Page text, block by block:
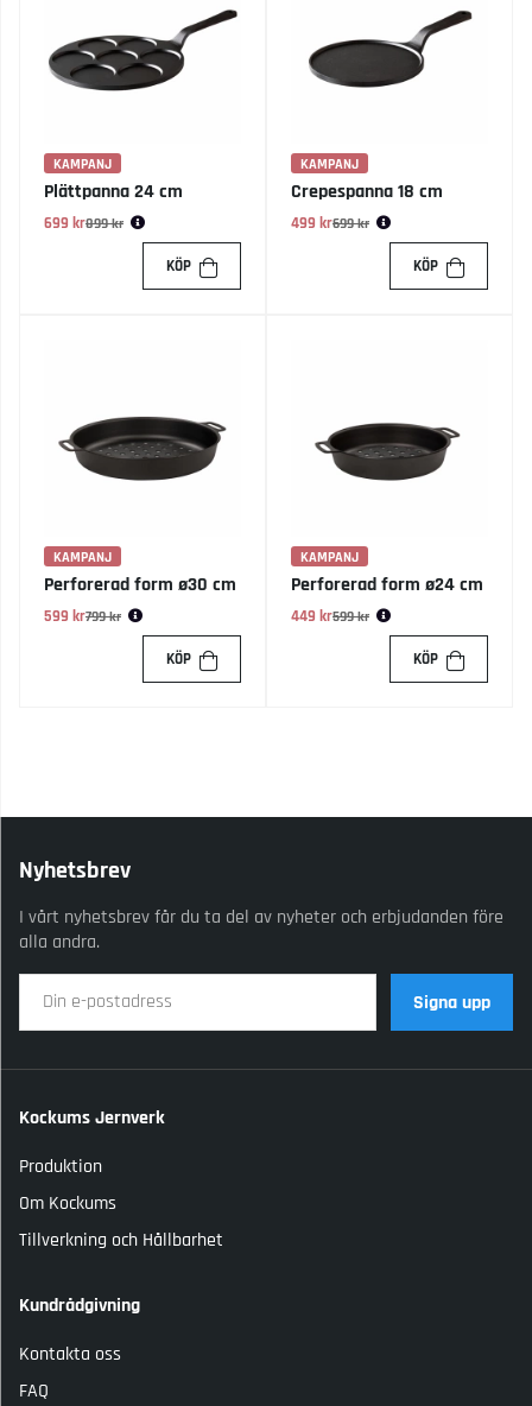
KAMPANJ
Plättpanna 24 cm
699 kr
Ordinarie pris:
899 kr
KÖP
KAMPANJ
Crepespanna 18 cm
499 kr
Ordinarie pris:
699 kr
KÖP
KAMPANJ
Perforerad form ø30 cm
599 kr
Ordinarie pris:
799 kr
KÖP
KAMPANJ
Perforerad form ø24 cm
449 kr
Ordinarie pris:
599 kr
KÖP
Nyhetsbrev
I vårt nyhetsbrev får du ta del av nyheter och erbjudanden före
alla andra.
Signa upp
Kockums Jernverk
Produktion
Om Kockums
Tillverkning och Hållbarhet
Kundrådgivning
Kontakta oss
FAQ